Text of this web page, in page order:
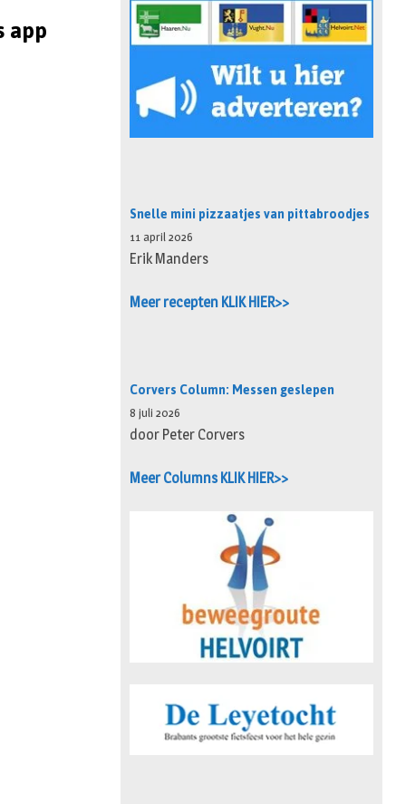
app
Snelle mini pizzaatjes van pittabroodjes
11 april 2026
Erik Manders
Meer recepten KLIK HIER>>
Corvers Column: Messen geslepen
8 juli 2026
door Peter Corvers
Meer Columns KLIK HIER>>